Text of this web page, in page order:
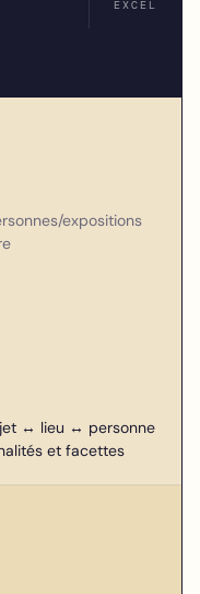
EXCEL
expositions
↔ lieu ↔ personne
et facettes